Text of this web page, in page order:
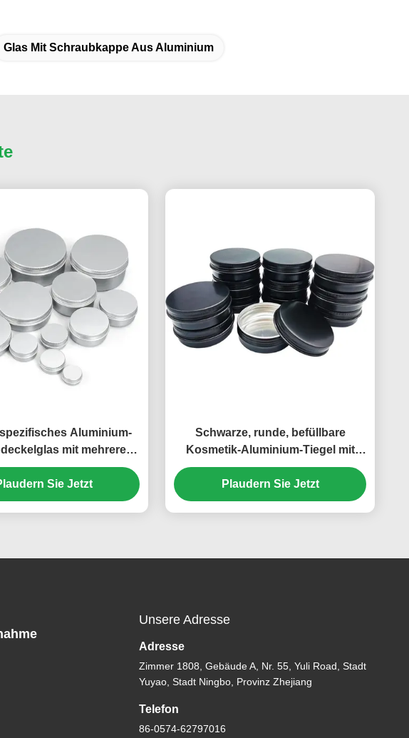
Glas Mit Schraubkappe Aus Aluminium
Aluminium-
mit mehreren
für Kosmetika und
(MC-801)
Sie Jetzt
Schwarze, runde, befüllbare
Kosmetik-Aluminium-Tiegel mit
Schraubverschlüssen (MC-803)
Plaudern Sie Jetzt
Unsere Adresse
Adresse
Zimmer 1808, Gebäude A, Nr. 55, Yuli Road, Stadt
Yuyao, Stadt Ningbo, Provinz Zhejiang
Telefon
86-0574-62797016